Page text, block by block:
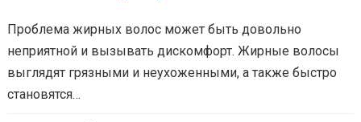
Проблема жирных волос может быть довольно
неприятной и вызывать дискомфорт. Жирные волосы
выглядят грязными и неухоженными, а также быстро
становятся…